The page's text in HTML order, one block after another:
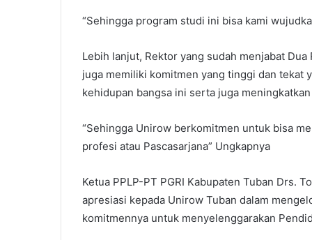
“Sehingga program studi ini bisa kami
Lebih lanjut, Rektor yang sudah menjabat
juga memiliki komitmen yang tinggi dan
kehidupan bangsa ini serta juga
“Sehingga Unirow berkomitmen untuk bisa
profesi atau Pascasarjana” Ungkapnya
Ketua PPLP-PT PGRI Kabupaten Tuban Drs.
apresiasi kepada Unirow Tuban dalam
komitmennya untuk menyelenggarakan